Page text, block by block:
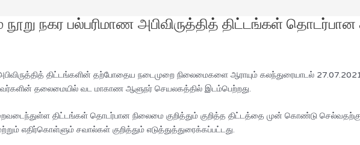
நூறு நகர பல்பரிமாண அபிவிருத்தித் திட்டங்கள்
அபிவிருத்தித் திட்டங்களின் தற்போதைய நடைமுறை நிலைமைகளை ஆராயும் கலந்துரையாடல்
தலைமையில் வட மாகாண ஆளுநர் செயலகத்தில் இடம்பெற்றது.
திட்டங்கள் தொடர்பான நிலைமை குறித்தும் குறித்த திட்டத்தை முன் கொண்டு
சவால்கள் குறித்தும் எடுத்துத்துரைக்கப்பட்டது.